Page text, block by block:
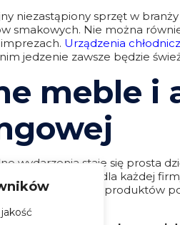
niezastąpiony sprzęt w
smakowych. Nie można
Urządzenia
jedzenie zawsze będzie
meble i
wydarzenia staje się prosta
wyborem dla każdej
temperatury produktów